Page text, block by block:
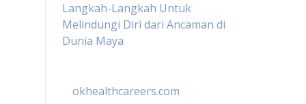
Langkah-Langkah Untuk
Melindungi Diri dari Ancaman di
Dunia Maya
okhealthcareers.com